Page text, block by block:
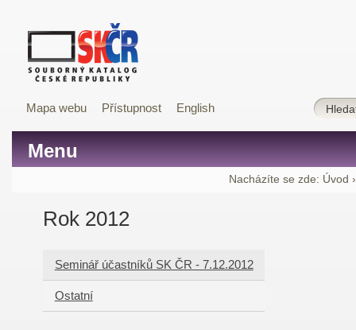
Mapa webu Přístupnost English
Menu
Nacházíte se zde: Úvod
Rok 2012
Seminář účastníků SK ČR - 7.12.2012
Ostatní